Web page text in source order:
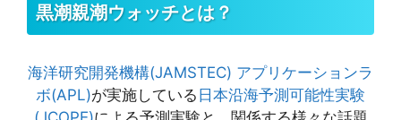
黒潮親潮ウォッチとは？
海洋研究開発機構(JAMSTEC) アプリケーションラ
ボ(APL)が実施している 日本沿海予測可能性実験